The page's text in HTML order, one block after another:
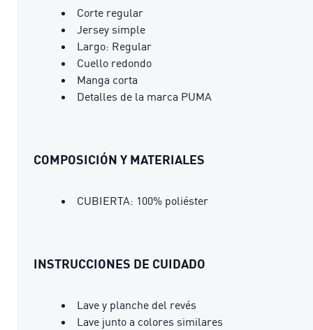
Corte regular
Jersey simple
Largo: Regular
Cuello redondo
Manga corta
Detalles de la marca PUMA
COMPOSICIÓN Y MATERIALES
CUBIERTA: 100% poliéster
INSTRUCCIONES DE CUIDADO
Lave y planche del revés
Lave junto a colores similares